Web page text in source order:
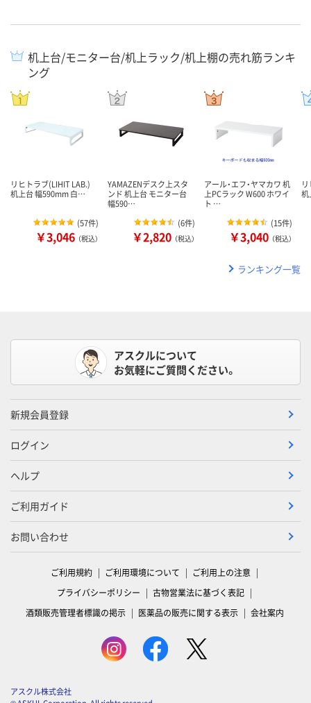
机上台/モニター台/机上ラック/机上棚の売れ筋ランキ
ング
リヒトラブ(LIHIT LAB.)
机上台 幅590mm 白…
(57件)
￥3,046 （税込）
YAMAZENデスク上スタ
ンド 机上台 モニター台
幅590…
(6件)
￥2,820 （税込）
アール・エフ・ヤマカワ 机
上PCラック W600 ホワイ
ト …
(15件)
￥3,040 （税込）
ランキング一覧
アスクルについて
お気軽にご質問ください。
新規会員登録
ログイン
ヘルプ
ご利用ガイド
お問い合わせ
ご利用規約 ご利用環境について
ご利用上の注意
プライバシーポリシー
古物営業法に基づく表記
酒類販売管理者標識の掲示
医薬品の販売に関する表示 会社案内
アスクル株式会社